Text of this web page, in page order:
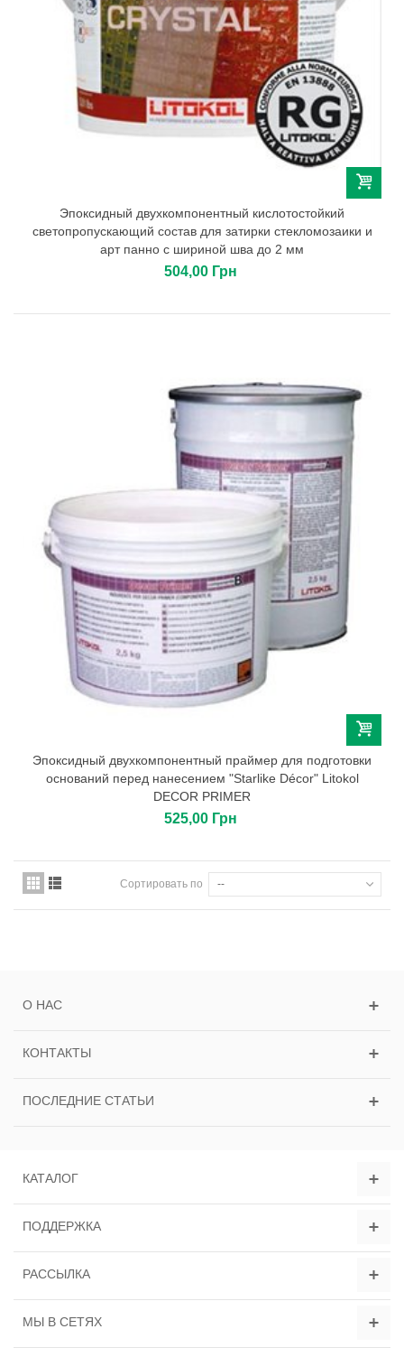
Эпоксидный двухкомпонентный кислотостойкий
светопропускающий состав для затирки стекломозаики и
арт панно с шириной шва до 2 мм
504,00 Грн
Эпоксидный двухкомпонентный праймер для подготовки
оснований перед нанесением "Starlike Décor" Litokol
DECOR PRIMER
525,00 Грн
Сортировать по --
О НАС
КОНТАКТЫ
ПОСЛЕДНИЕ СТАТЬИ
КАТАЛОГ
ПОДДЕРЖКА
РАССЫЛКА
МЫ В СЕТЯХ